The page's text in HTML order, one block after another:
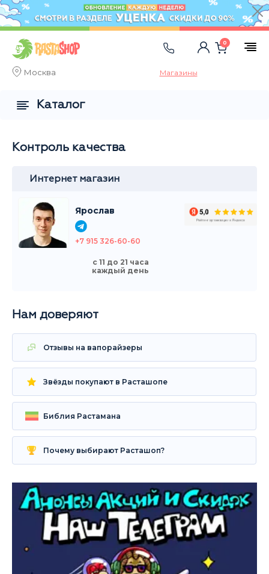
Москва Магазины
0
Контроль качества
Интернет магазин
Ярослав
+7 915 326-60-60
с 11 до 21 часа
каждый день
Нам доверяют
Отзывы на вапорайзеры
Звёзды покупают в Расташопе
Библия Растамана
Почему выбирают Расташоп?
Каталог